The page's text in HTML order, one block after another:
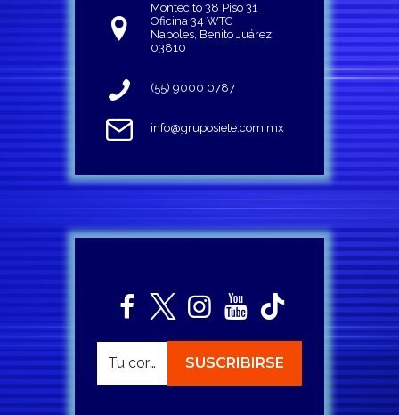
Montecito 38 Piso 31
Oficina 34 WTC
Napoles, Benito Juárez
03810
(55) 9000 0787
info@gruposiete.com.mx